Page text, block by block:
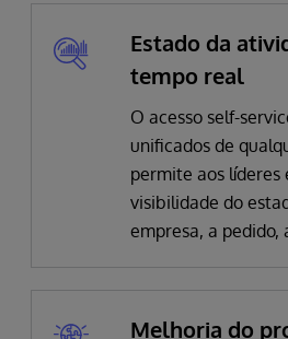
Estado da
tempo real
O acesso self-
unificados de
permite aos
visibilidade do
empresa, a pedido,
Melhoria do